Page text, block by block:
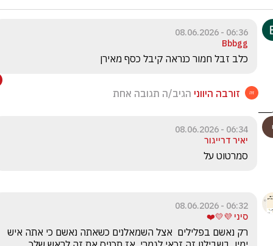
06:36 - 08.06.2026
Bbbgg
כלב זבל חמור כנראה קיבל כסף מאירן
זורבה היווני הגיב/ה תגובה אחת
06:34 - 08.06.2026
יאיר דרייגור
סמרטוט על
06:32 - 08.06.2026
סיני 💜💛❤️